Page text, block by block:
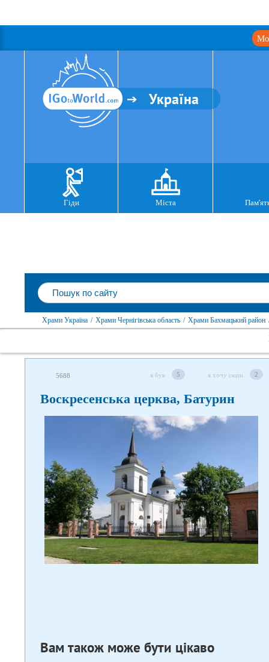
Україна
Гіди Міста
Храми Україна / Храми Чернігівська область / Храми Бахмацький район
5688 я був 5 я хочу сюди 2
Воскресенська церква, Батурин
Вам також може бути цікаво
Слідкуйте за нами в
соцмережах